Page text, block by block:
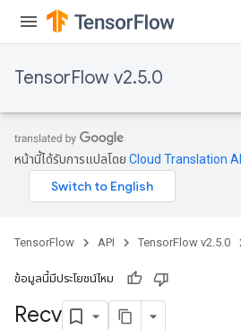
TensorFlow v2.5.0
หน้านี้ได้รับการแปลโดย Cloud Translation
TensorFlow API TensorFlow v2.5.0
ข้อมูลนี้มีประโยชน์ไหม
Recv